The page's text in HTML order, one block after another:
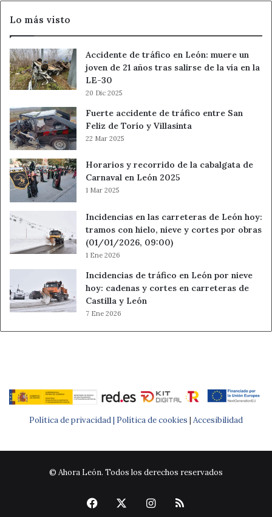
Lo más visto
Accidente de tráfico en León: muere un
joven de 21 años tras salirse de la vía en la
LE-30
20 Dic 2025
Fuerte accidente de tráfico entre San
Feliz de Torío y Villasinta
22 Mar 2025
Horarios y recorrido de la cabalgata de
Carnaval en León 2025
1 Mar 2025
Incidencias en las carreteras de León hoy:
tramos con hielo, nieve y cortes por obras
(01/01/2026, 09:00)
1 Ene 2026
Incidencias de tráfico en León por nieve
hoy: cadenas y cortes en carreteras de
Castilla y León
7 Ene 2026
Política de privacidad | Política de cookies | Accesibilidad
© Ahora León. Todos los derechos reservados
Facebook Instagram
RSS